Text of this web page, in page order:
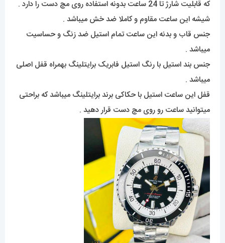
که قابلیت شارژ تا 24 ساعت بدونه استفاده روی مچ دست را دارد .
شیشه این ساعت مقاوم و کاملا ضد خش میباشد .
جنس قاب و بدنه این ساعت تمام استیل ضد زنگ و حساسیت
میباشد .
جنس بند استیل با رنگ استیل فابریک برایتلینگ بهمراه قفل اصلی
میباشد .
قفل این ساعت استیل با حکاکی برند برایتلینگ میباشد که براحتی
میتوانید ساعت رو روی مچ دست قرار دهید .